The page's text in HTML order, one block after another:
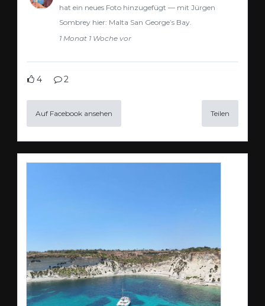
hat ein neues Foto hinzugefügt — mit Jürgen
Sombrey hier: Malta San George’s Bay.
1 Monat 1 Woche vor
4 2
Auf Facebook ansehen Teilen